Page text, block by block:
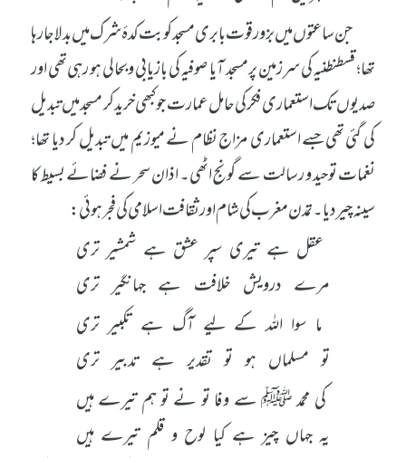
جن ساعتوں میں بزور قوت بابری مسجد کو بت کدۂ شرک میں بدلا جار ہا
تھا؛ قسطنطنیہ کی سرزمین پر مسجد آیا صوفیہ کی بازیابی و بحالی ہو رہی تھی اور
صدیوں تک استعماری فکر کی حامل عمارت جو کبھی خرید کر مسجد میں تبدیل
کی گئی تھی جسے استعماری مزاج نظام نے میوزیم میں تبدیل کر دیا تھا؛
نغمات توحید و رسالت سے گونج اٹھی۔ اذان سحر نے فضائے بسیط کا
سینہ چیر دیا۔ تمدن مغرب کی شام اور ثقافت اسلامی کی فجر ہوئی:
عقل ہے تیری سپر عشق ہے شمشیر تری
مرے درویش خلافت ہے جہانگیر تری
ما سوا اللہ کے لیے آگ ہے تکبیر تری
تو مسلماں ہو تو تقدیر ہے تدبیر تری
کی محمد ﷺ سے وفا تو نے تو ہم تیرے ہیں
یہ جہاں چیز ہے کیا لوح و قلم تیرے ہیں